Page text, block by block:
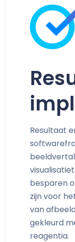
Resultaat
besparen
zijn voor
van
gekleurd
reagentia.